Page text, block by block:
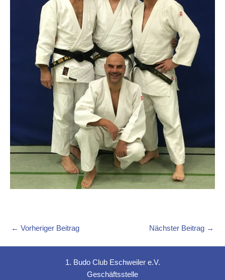
← Vorheriger Beitrag Nächster Beitrag →
1. Budo Club Eschweiler e.V.
Geschäftsstelle